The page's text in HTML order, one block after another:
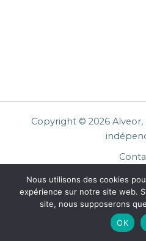
Copyright © 2026
Mentions
CGU
Nous utilisons des cookies
expérience sur notre site web.
site, nous supposerons
OK